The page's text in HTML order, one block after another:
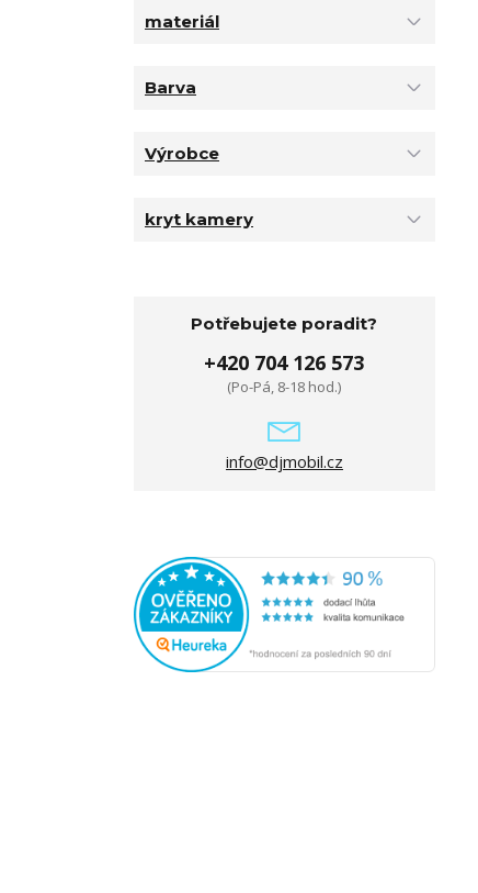
materiál
Barva
Výrobce
kryt kamery
Potřebujete poradit?
+420 704 126 573
(Po-Pá, 8-18 hod.)
info@djmobil.cz